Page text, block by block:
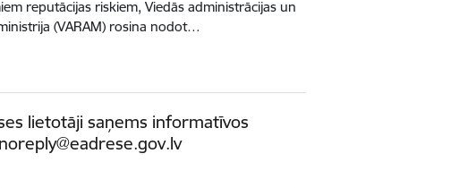
reputācijas riskiem, Viedās administrācijas un
(VARAM) rosina nodot…
lietotāji saņems informatīvos